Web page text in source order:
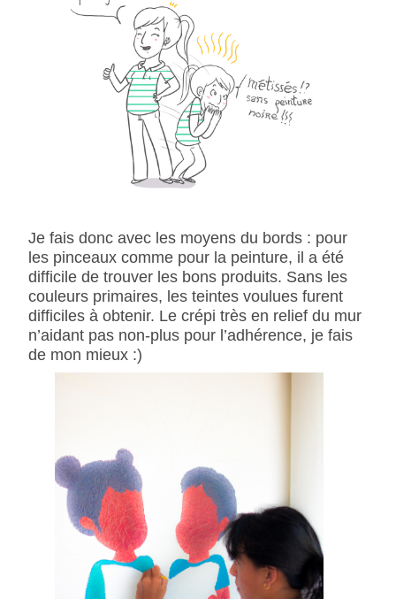
Je fais donc avec les moyens du bords : pour
les pinceaux comme pour la peinture, il a été
difficile de trouver les bons produits. Sans les
couleurs primaires, les teintes voulues furent
difficiles à obtenir. Le crépi très en relief du mur
n’aidant pas non-plus pour l’adhérence, je fais
de mon mieux :)